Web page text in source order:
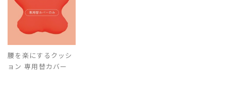
腰を楽にするクッシ
ョン 専用替カバー